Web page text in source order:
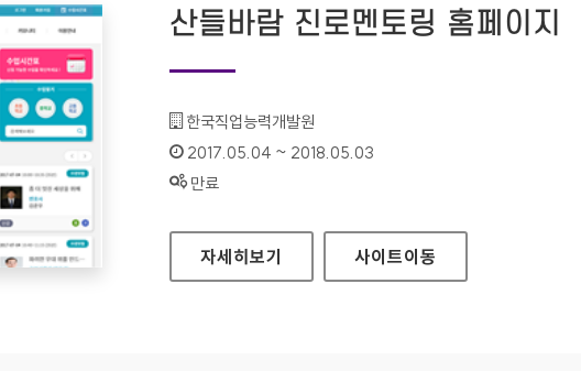
산들바람 진로멘토링 홈페이지
기관명 :
한국직업능력개발원
인증기간 :
2017.05.04 ~ 2018.05.03
상태 :
만료
산들바람 진로멘토링 홈페이지
자세히보기 사이트이동